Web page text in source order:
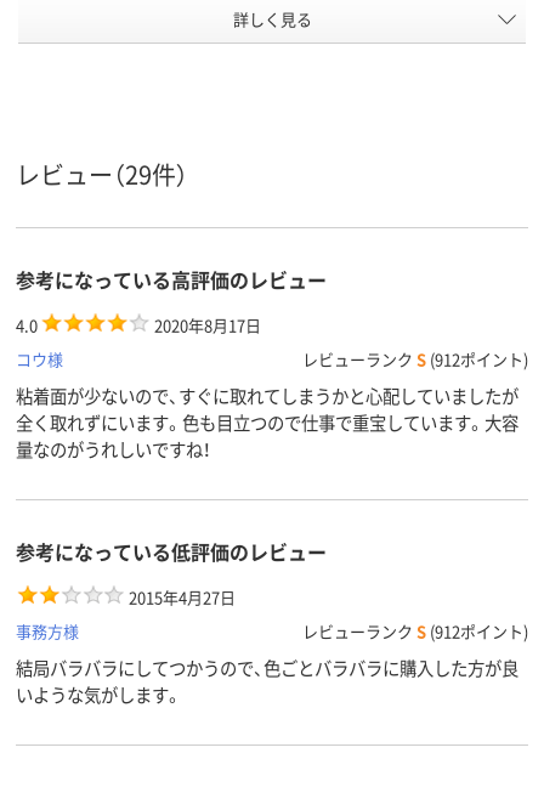
ループ
マルチカラー／多色
セット
マルチカラー／多色
セット
マルチカラ
セット
アスクル
商品環境
スコア
55
詳しく見る
レビュー（29件）
参考になっている高評価のレビュー
4.0
2020年8月17日
コウ様
レビューランク S (912ポイント)
粘着面が少ないので、すぐに取れてしまうかと心配していましたが
全く取れずにいます。色も目立つので仕事で重宝しています。大容
量なのがうれしいですね！
参考になっている低評価のレビュー
2015年4月27日
事務方様
レビューランク S (912ポイント)
結局バラバラにしてつかうので、色ごとバラバラに購入した方が良
いような気がします。